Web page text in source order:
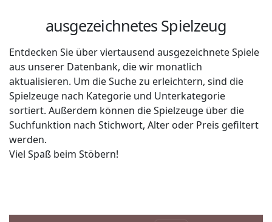
ausgezeichnetes Spielzeug
Entdecken Sie über viertausend ausgezeichnete Spiele
aus unserer Datenbank, die wir monatlich
aktualisieren. Um die Suche zu erleichtern, sind die
Spielzeuge nach Kategorie und Unterkategorie
sortiert. Außerdem können die Spielzeuge über die
Suchfunktion nach Stichwort, Alter oder Preis gefiltert
werden.
Viel Spaß beim Stöbern!